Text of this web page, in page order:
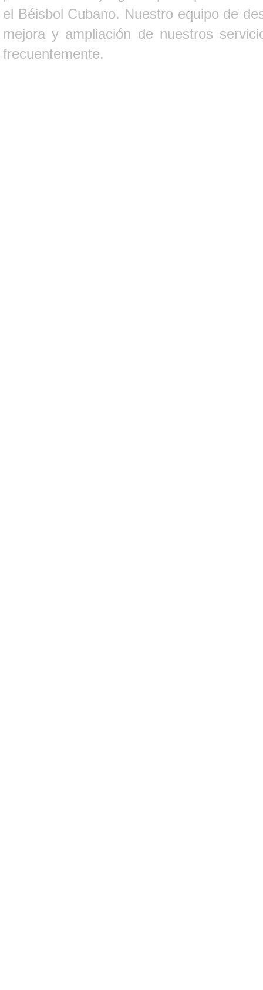
el Béisbol Cubano. Nuestro equipo de
mejora y ampliación de nuestros
frecuentemente.